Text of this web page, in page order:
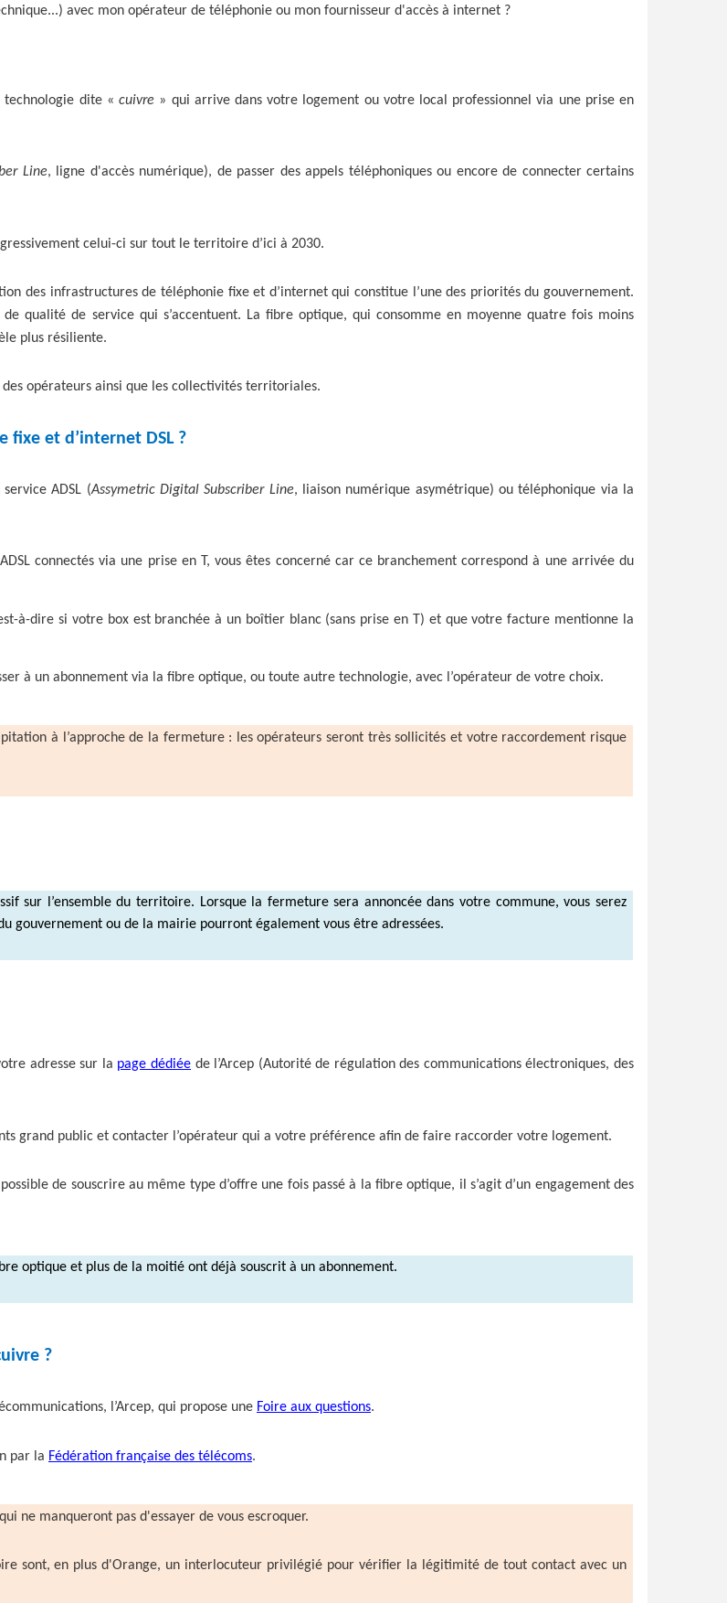
avec mon opérateur de téléphonie ou mon fournisseur d'accès à internet ?
technologie dite «cuivre » qui arrive dans votre logement ou votre local professionnel via une prise en
Line, ligne d'accès numérique), de passer des appels téléphoniques ou encore de connecter certains
celui-ci sur tout le territoire d’ici à 2030.
des infrastructures de téléphonie fixe et d’internet qui constitue l’une des priorités du gouvernement.
qualité de service qui s’accentuent. La fibre optique, qui consomme en moyenne quatre fois moins
plus résiliente.
opérateurs ainsi que les collectivités territoriales.
fixe et d’internet DSL ?
ADSL (Assymetric Digital Subscriber Line, liaison numérique asymétrique) ou téléphonique via la
connectés via une prise en T, vous êtes concerné car ce branchement correspond à une arrivée du
à-dire si votre box est branchée à un boîtier blanc (sans prise en T) et que votre facture mentionne la
à un abonnement via la fibre optique, ou toute autre technologie, avec l’opérateur de votre choix.
à l’approche de la fermeture : les opérateurs seront très sollicités et votre raccordement risque
sur l’ensemble du territoire. Lorsque la fermeture sera annoncée dans votre commune, vous serez
gouvernement ou de la mairie pourront également vous être adressées.
adresse sur la page dédiéede l’Arcep (Autorité de régulation des communications électroniques, des
grand public et contacter l’opérateur qui a votre préférence afin de faire raccorder votre logement.
de souscrire au même type d’offre une fois passé à la fibre optique, il s’agit d’un engagement des
optique et plus de la moitié ont déjà souscrit à un abonnement.
?
l’Arcep, qui propose une Foire aux questions.
par la Fédération française des télécoms.
ne manqueront pas d'essayer de vous escroquer.
sont, en plus d'Orange, un interlocuteur privilégié pour vérifier la légitimité de tout contact avec un